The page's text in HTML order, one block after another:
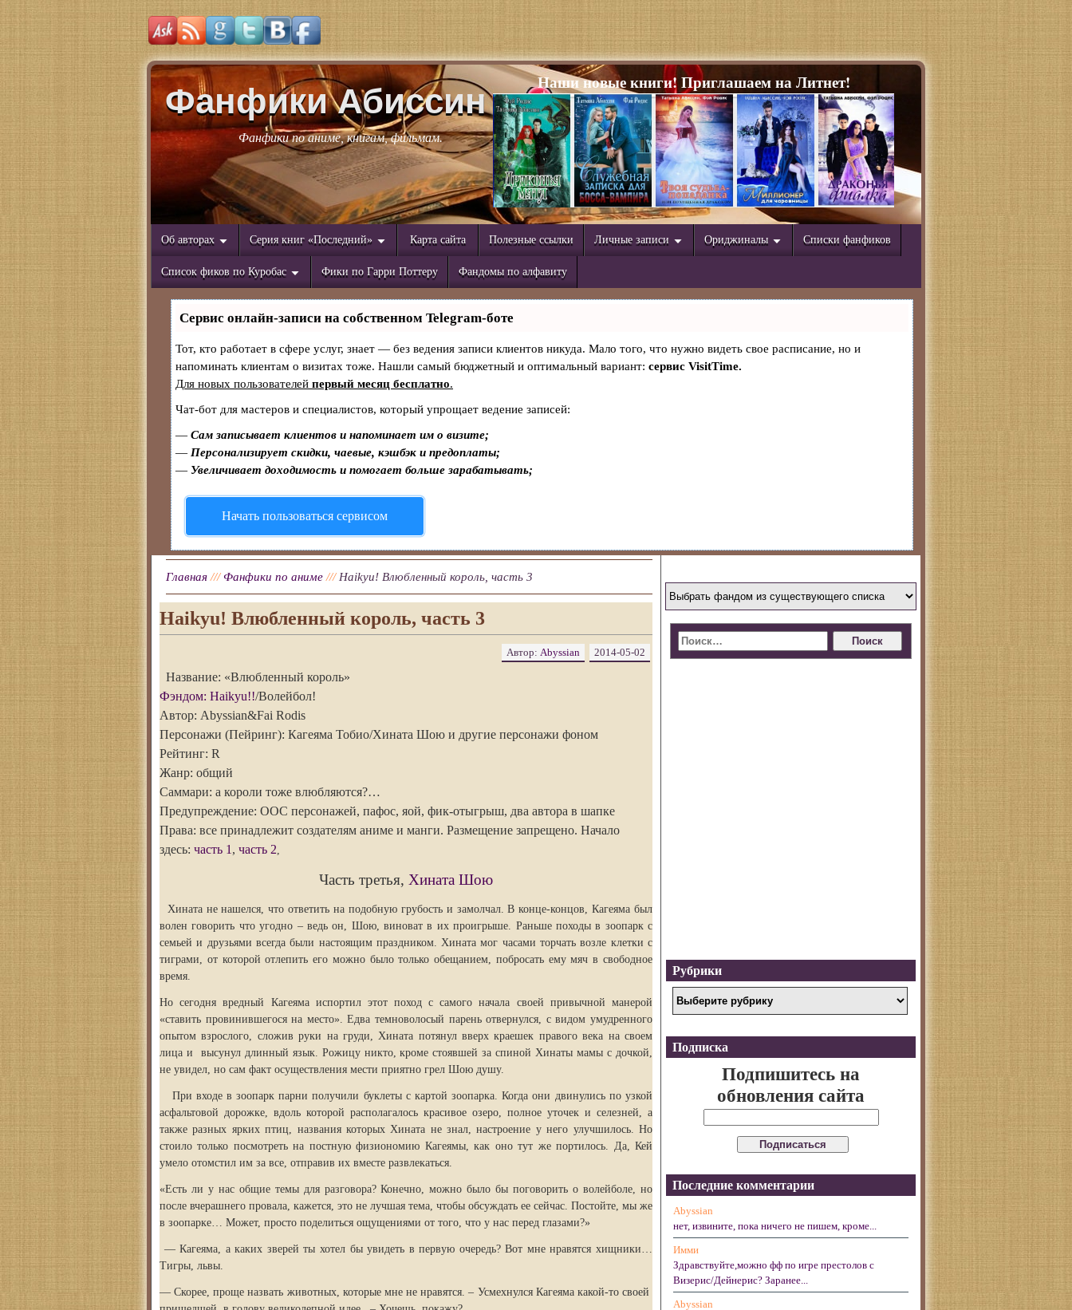
Фанфики Абиссин
Фанфики по аниме, книгам, фильмам.
Наши новые книги! Приглашаем на Литнет!
Об авторах Серия книг «Последний» Карта сайта Полезные ссылки Личные записи Ориджиналы Списки фанфиков
Список фиков по Куробас Фики по Гарри Поттеру Фандомы по алфавиту
Сервис онлайн-записи на собственном Telegram-боте
Тот, кто работает в сфере услуг, знает — без ведения записи клиентов никуда. Мало того, что нужно видеть свое расписание, но и
напоминать клиентам о визитах тоже. Нашли самый бюджетный и оптимальный вариант: сервис VisitTime.
Для новых пользователей первый месяц бесплатно.
Чат-бот для мастеров и специалистов, который упрощает ведение записей:
— Сам записывает клиентов и напоминает им о визите;
— Персонализирует скидки, чаевые, кэшбэк и предоплаты;
— Увеличивает доходимость и помогает больше зарабатывать;
Начать пользоваться сервисом
Главная /// Фанфики по аниме /// Haikyu! Влюбленный король, часть 3
Haikyu! Влюбленный король, часть 3
2014-05-02
Автор: Abyssian
Название: «Влюбленный король»
Фэндом: Haikyu!!/Волейбол!
Автор: Abyssian&Fai Rodis
Персонажи (Пейринг): Кагеяма Тобио/Хината Шою и другие персонажи фоном
Рейтинг: R
Жанр: общий
Саммари: а короли тоже влюбляются?…
Предупреждение: ООС персонажей, пафос, яой, фик-отыгрыш, два автора в шапке
Права: все принадлежит создателям аниме и манги. Размещение запрещено. Начало
здесь: часть 1 , часть 2,
Часть третья, Хината Шою
Хината не нашелся, что ответить на подобную грубость и замолчал. В конце-концов, Кагеяма был
волен говорить что угодно – ведь он, Шою, виноват в их проигрыше. Раньше походы в зоопарк с
семьей и друзьями всегда были настоящим праздником. Хината мог часами торчать возле клетки с
тиграми, от которой отлепить его можно было только обещанием, побросать ему мяч в свободное
время.
Но сегодня вредный Кагеяма испортил этот поход с самого начала своей привычной манерой
«ставить провинившегося на место». Едва темноволосый парень отвернулся, с видом умудренного
опытом взрослого, сложив руки на груди, Хината потянул вверх краешек правого века на своем
лица и высунул длинный язык. Рожицу никто, кроме стоявшей за спиной Хинаты мамы с дочкой,
не увидел, но сам факт осуществления мести приятно грел Шою душу.
При входе в зоопарк парни получили буклеты с картой зоопарка. Когда они двинулись по узкой
асфальтовой дорожке, вдоль которой располагалось красивое озеро, полное уточек и селезней, а
также разных ярких птиц, названия которых Хината не знал, настроение у него улучшилось. Но
стоило только посмотреть на постную физиономию Кагеямы, как оно тут же портилось. Да, Кей
умело отомстил им за все, отправив их вместе развлекаться.
«Есть ли у нас общие темы для разговора? Конечно, можно было бы поговорить о волейболе, но
после вчерашнего провала, кажется, это не лучшая тема, чтобы обсуждать ее сейчас. Постойте, мы же
в зоопарке… Может, просто поделиться ощущениями от того, что у нас перед глазами?»
— Кагеяма, а каких зверей ты хотел бы увидеть в первую очередь? Вот мне нравятся хищники…
Тигры, львы.
— Скорее, проще назвать животных, которые мне не нравятся. – Усмехнулся Кагеяма какой-то своей
Рубрики
Подписка
Подпишитесь на
обновления сайта
Последние комментарии
Abyssian
нет, извините, пока ничего не пишем, кроме...
Имми
Здравствуйте,можно фф по игре престолов с
Визерис/Дейнерис? Заранее...
Abyssian